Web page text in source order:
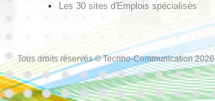
Les 30 sites d'Emplois spécialisés
Tous droits réservés © Techno-Communication 2026